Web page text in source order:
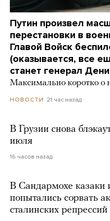
Путин произвел
перестановки в
Главой Войск
(оказывается, все
станет генерал
Максимально коротко о
НОВОСТИ 21 час назад
В Грузии снова
июля
16 часов назад
В Сандармохе казаки
попытались сорвать
сталинских репрессий